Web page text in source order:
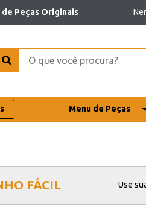
de Peças Originais
Menu de Peças
FÁCIL Use